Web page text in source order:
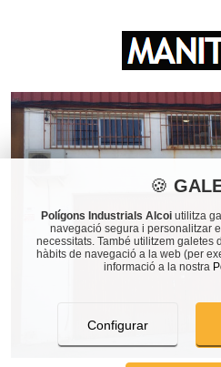
🍪
Polígons Industrials Alcoiutilitza
navegació segura i personalitzar
necessitats. També utilitzem galetes
hàbits de navegació a la web (per
informació a la nostra
Configurar